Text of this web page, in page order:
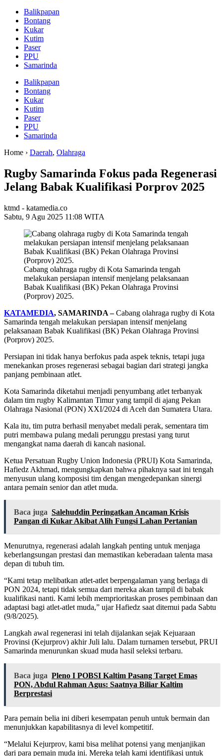
Balikpapan
Bontang
Kukar
Kutim
Paser
PPU
Samarinda
Balikpapan
Bontang
Kukar
Kutim
Paser
PPU
Samarinda
Home › Daerah, Olahraga
Rugby Samarinda Fokus pada Regenerasi
Jelang Babak Kualifikasi Porprov 2025
ktmd - katamedia.co
Sabtu, 9 Agu 2025 11:08 WITA
Cabang olahraga rugby di Kota Samarinda tengah
melakukan persiapan intensif menjelang pelaksanaan
Babak Kualifikasi (BK) Pekan Olahraga Provinsi
(Porprov) 2025.
KATAMEDIA, SAMARINDA –Cabang olahraga rugby di Kota
Samarinda tengah melakukan persiapan intensif menjelang
pelaksanaan Babak Kualifikasi (BK) Pekan Olahraga Provinsi
(Porprov) 2025.
Persiapan ini tidak hanya berfokus pada aspek teknis, tetapi juga
menekankan proses regenerasi sebagai bagian dari strategi jangka
panjang pembinaan atlet.
Kota Samarinda diketahui menjadi penyumbang atlet terbanyak
dalam tim rugby Kalimantan Timur yang tampil di ajang Pekan
Olahraga Nasional (PON) XXI/2024 di Aceh dan Sumatera Utara.
Kala itu, tim putra berhasil menyabet medali perak, sementara tim
putri membawa pulang medali perunggu prestasi yang turut
mengangkat nama daerah di kancah nasional.
Ketua Persatuan Rugby Union Indonesia (PRUI) Kota Samarinda,
Hafiedz Akhmad, mengungkapkan bahwa pihaknya saat ini tengah
menyusun ulang komposisi tim dengan mengedepankan sinergi
antara pemain senior dan atlet muda.
Baca juga Salehuddin Peringatkan Ancaman Krisis
Pangan di Kukar Akibat Alih Fungsi Lahan Pertanian
Menurutnya, regenerasi adalah langkah penting untuk menjaga
keberlangsungan prestasi dan memastikan keberadaan talenta masa
depan di tubuh tim.
“Kami tetap melibatkan atlet-atlet berpengalaman yang berlaga di
PON 2024, tetapi tidak semua dari mereka akan tampil di babak
kualifikasi nanti. Kami lebih memprioritaskan proses pembinaan dan
adaptasi bagi atlet-atlet muda,” ujar Hafiedz saat ditemui pada Sabtu
(9/8/2025).
Langkah awal regenerasi ini telah dijalankan sejak Kejuaraan
Provinsi (Kejurprov) akhir Juli lalu. Dalam turnamen tersebut, PRUI
Samarinda menurunkan skuad muda hasil seleksi terbaru.
Baca juga Pleno I POBSI Kaltim Pasang Target Emas
PON, Abdul Rahman Agus: Saatnya Biliar Kaltim
Berprestasi
Para pemain belia ini diberi kesempatan penuh untuk bermain dan
menunjukkan kapabilitasnya di level kompetitif.
“Melalui Kejurprov, kami bisa melihat potensi yang menjanjikan
dari para pemain muda ini. Mereka telah kami identifikasi untuk